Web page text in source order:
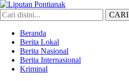
Liputan Pontianak
Berita Terkini dan TerUpdate
CARI
Beranda
Berita Lokal
Berita Nasional
Berita Internasional
Kriminal